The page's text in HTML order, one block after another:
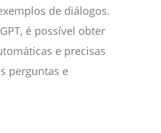
de diálogos.
é possível obter
e precisas
perguntas e